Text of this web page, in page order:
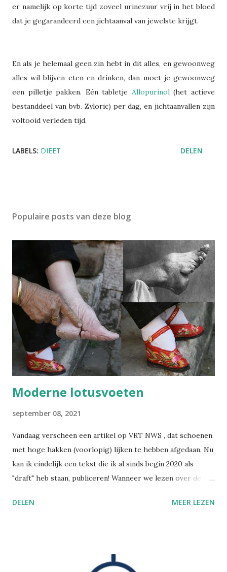
er namelijk op korte tijd zoveel urinezuur vrij in het bloed
dat je gegarandeerd een jichtaanval van jewelste krijgt.
En als je helemaal geen zin hebt in dit alles, en gewoonweg
alles wil blijven eten en drinken, dan moet je gewoonweg
een pilletje pakken. Eén tabletje Allopurinol(het actieve
bestanddeel van bvb. Zyloric) per dag, en jichtaanvallen zijn
voltooid verleden tijd.
LABELS: DIEET DELEN
Populaire posts van deze blog
Moderne lotusvoeten
september 08, 2021
Vandaag verscheen een artikel op VRT NWS , dat schoenen
met hoge hakken (voorlopig) lijken te hebben afgedaan. Nu
kan ik eindelijk een tekst die ik al sinds begin 2020 als
"draft" heb staan, publiceren! Wanneer we lezen over de
we van zulke barbaarse martelpraktijken. Hoe heeft een
beoordelen, wanneer je zelf in die cultuur verweven zit.
DELEN MEER LEZEN